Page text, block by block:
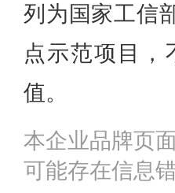
列为国家工信
点示范项目，
值。
本企业品牌页
可能存在信息